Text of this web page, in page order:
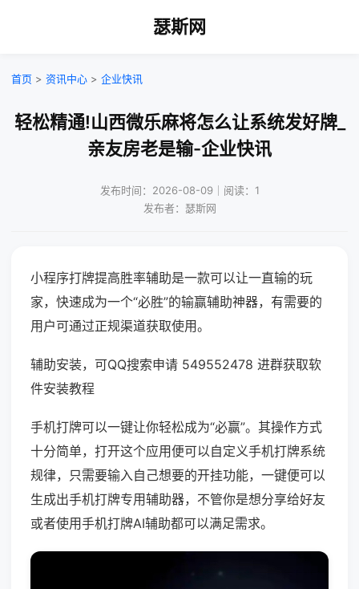
瑟斯网
首页 > 资讯中心 > 企业快讯
轻松精通!山西微乐麻将怎么让系统发好牌_
亲友房老是输-企业快讯
发布时间：2026-08-09｜阅读：1
发布者：瑟斯网
小程序打牌提高胜率辅助是一款可以让一直输的玩
家，快速成为一个“必胜”的输赢辅助神器，有需要的
用户可通过正规渠道获取使用。
辅助安装，可QQ搜索申请 549552478 进群获取软
件安装教程
手机打牌可以一键让你轻松成为“必赢”。其操作方式
十分简单，打开这个应用便可以自定义手机打牌系统
规律，只需要输入自己想要的开挂功能，一键便可以
生成出手机打牌专用辅助器，不管你是想分享给好友
或者使用手机打牌AI辅助都可以满足需求。